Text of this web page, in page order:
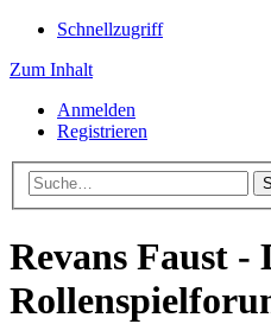
Schnellzugriff
Zum Inhalt
Anmelden
Registrieren
Revans Faust -